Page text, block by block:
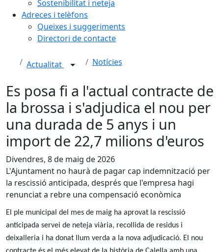
Sostenibilitat i neteja
Adreces i telèfons
Queixes i suggeriments
Directori de contacte
Actualitat Notícies
Es posa fi a l'actual contracte de
la brossa i s'adjudica el nou per
una durada de 5 anys i un
import de 22,7 milions d'euros
Divendres, 8 de maig de 2026
L'Ajuntament no haurà de pagar cap indemnització per
la rescissió anticipada, després que l'empresa hagi
renunciat a rebre una compensació econòmica
El ple municipal del mes de maig ha aprovat la rescissió
anticipada servei de neteja viària, recollida de residus i
deixalleria i ha donat llum verda a la nova adjudicació. El nou